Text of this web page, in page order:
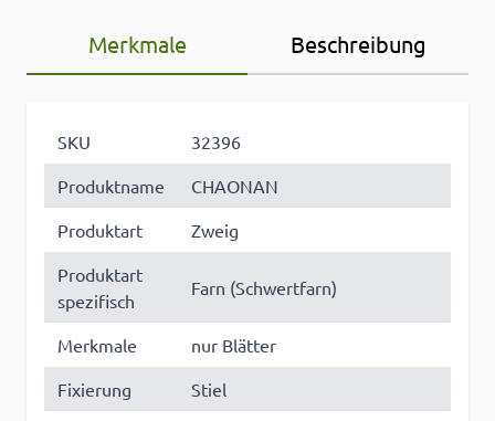
Merkmale Beschreibung
SKU
32396
Produktname
CHAONAN
Produktart
Zweig
Produktart
spezifisch
Farn (Schwertfarn)
Merkmale
nur Blätter
Fixierung
Stiel